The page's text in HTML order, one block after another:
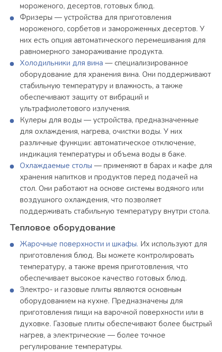
мороженого, десертов, готовых блюд.
Фризеры — устройства для приготовления
мороженого, сорбетов и замороженных десертов. У
них есть опция автоматического перемешивания для
равномерного замораживание продукта.
Холодильники для вина — специализированное
оборудование для хранения вина. Они поддерживают
стабильную температуру и влажность, а также
обеспечивают защиту от вибраций и
ультрафиолетового излучения.
Кулеры для воды — устройства, предназначенные
для охлаждения, нагрева, очистки воды. У них
различные функции: автоматическое отключение,
индикация температуры и объема воды в баке.
Охлаждаемые столы — применяют в барах и кафе для
хранения напитков и продуктов перед подачей на
стол. Они работают на основе системы водяного или
воздушного охлаждения, что позволяет
поддерживать стабильную температуру внутри стола.
Тепловое оборудование
Жарочные поверхности и шкафы. Их используют для
приготовления блюд. Вы можете контролировать
температуру, а также время приготовления, что
обеспечивает высокое качество готовых блюд.
Электро- и газовые плиты являются основным
оборудованием на кухне. Предназначены для
приготовления пищи на варочной поверхности или в
духовке. Газовые плиты обеспечивают более быстрый
нагрев, а электрические — более точное
регулирование температуры.